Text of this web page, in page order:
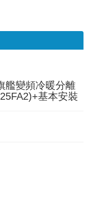
艦變頻冷暖分離
基本安裝